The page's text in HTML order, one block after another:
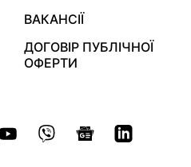
ВАКАНСІЇ
ДОГОВІР ПУБЛІЧНОЇ
ОФЕРТИ